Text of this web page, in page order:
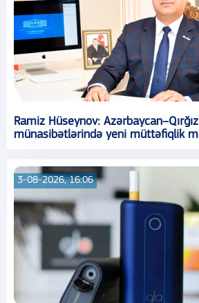
Ramiz Hüseynov:
münasibətlərində yeni müttəfiqlik
3-08-2026, 16:06